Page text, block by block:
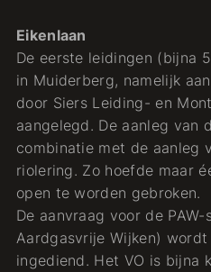
Eikenlaan
De eerste leidingen (bijna
in Muiderberg, namelijk
door Siers Leiding- en
aangelegd. De aanleg van
combinatie met de aanleg
riolering. Zo hoefde maar
open te worden gebroken.
De aanvraag voor de
Aardgasvrije Wijken)
ingediend. Het VO is bijna